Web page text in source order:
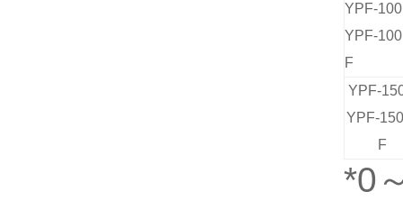
YPF-
YPF-
F
YPF-
YPF-
F
*0